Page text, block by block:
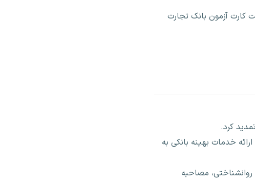
کارت آزمون بانک تجارت
خدمات بهینه بانکی به
مصاحبه